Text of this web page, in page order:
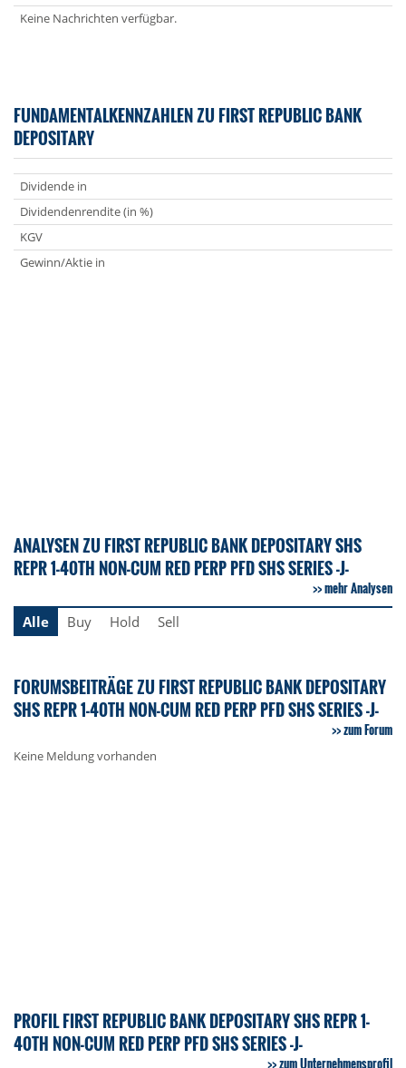
Keine Nachrichten verfügbar.
FUNDAMENTALKENNZAHLEN ZU FIRST REPUBLIC BANK
DEPOSITARY
Dividende in
Dividendenrendite (in %)
KGV
Gewinn/Aktie in
ANALYSEN ZU FIRST REPUBLIC BANK DEPOSITARY SHS
REPR 1-40TH NON-CUM RED PERP PFD SHS SERIES -J-
mehr Analysen
Alle
Buy Hold Sell
FORUMSBEITRÄGE ZU FIRST REPUBLIC BANK DEPOSITARY
SHS REPR 1-40TH NON-CUM RED PERP PFD SHS SERIES -J-
zum Forum
Keine Meldung vorhanden
PROFIL FIRST REPUBLIC BANK DEPOSITARY SHS REPR 1-
40TH NON-CUM RED PERP PFD SHS SERIES -J-
zum Unternehmensprofil